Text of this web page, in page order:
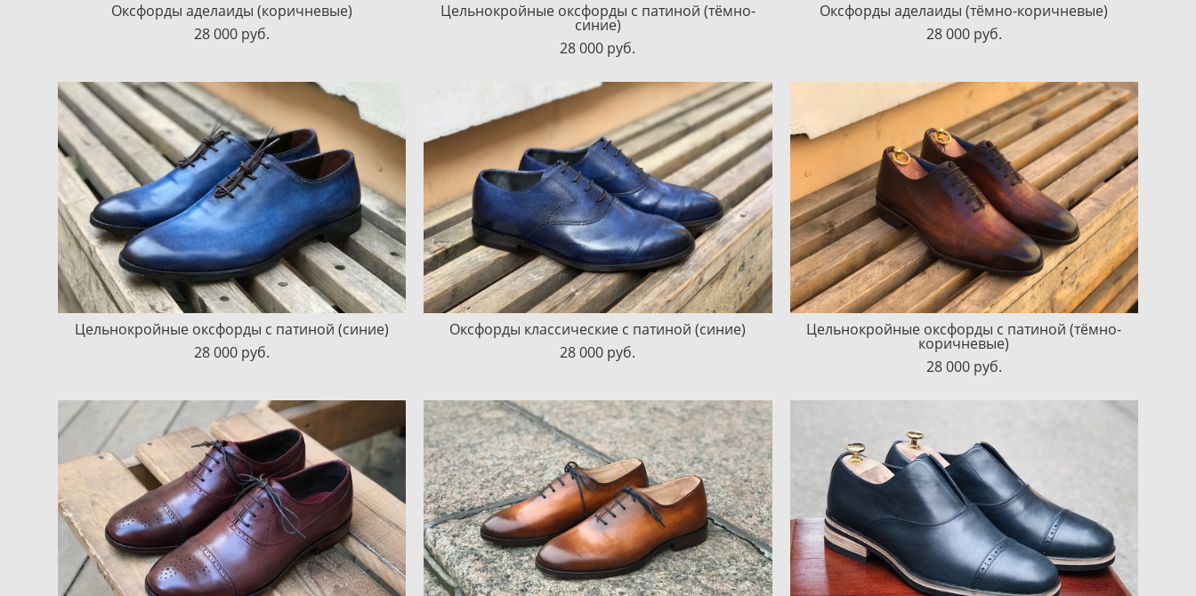
Оксфорды аделаиды (коричневые)
28 000 pуб.
Цельнокройные оксфорды с патиной (тёмно-
синие)
28 000 pуб.
Оксфорды аделаиды (тёмно-коричневые)
28 000 pуб.
Цельнокройные оксфорды с патиной (синие)
28 000 pуб.
Оксфорды классические с патиной (синие)
28 000 pуб.
Цельнокройные оксфорды с патиной (тёмно-
коричневые)
28 000 pуб.